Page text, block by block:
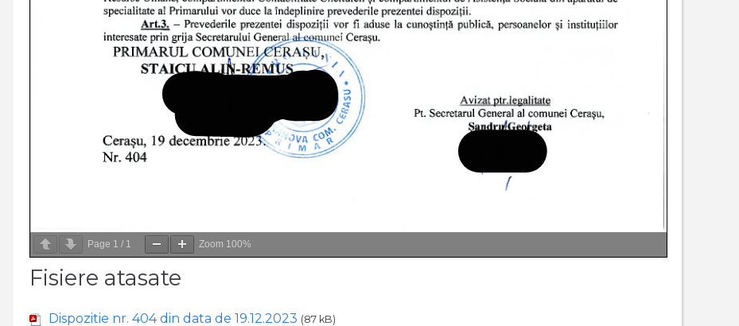
Page 1 / 1 Zoom 100%
Fisiere atasate
Dispozitie nr. 404 din data de 19.12.2023 (87 kB)